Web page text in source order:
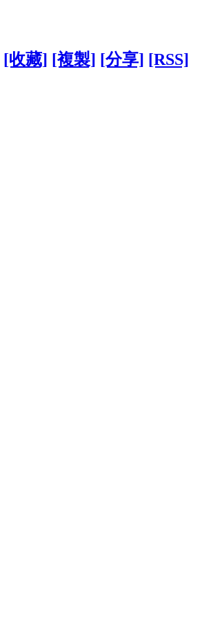
[收藏] [複製] [分享] [RSS]